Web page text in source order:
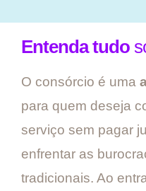
Entenda tudo
O consórcio é uma
para quem deseja
serviço sem pagar
enfrentar as
tradicionais. Ao